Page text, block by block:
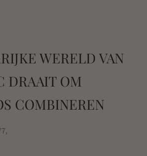
WERELD VAN
DRAAIT OM
COMBINEREN